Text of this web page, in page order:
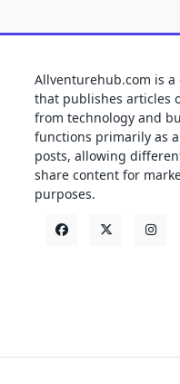
Allventurehub.com is
that publishes articles
from technology and
functions primarily as
posts, allowing
share content for
purposes.